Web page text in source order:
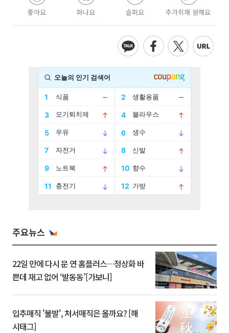
좋아요 화나요 슬퍼요 추가취재 원해요
주요뉴스
22일 만에 다시 문 연 홈플러스…정상화 바
쁜데 재고 없어 ‘발동동’[가보니]
입추매직 '불발', 처서매직은 올까요? [해
시태그]